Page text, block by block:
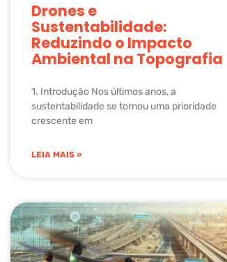
Drones e
Sustentabilidade:
Reduzindo o Impacto
Ambiental na Topografia
1. Introdução Nos últimos anos, a
sustentabilidade se tornou uma prioridade
crescente em
LEIA MAIS »